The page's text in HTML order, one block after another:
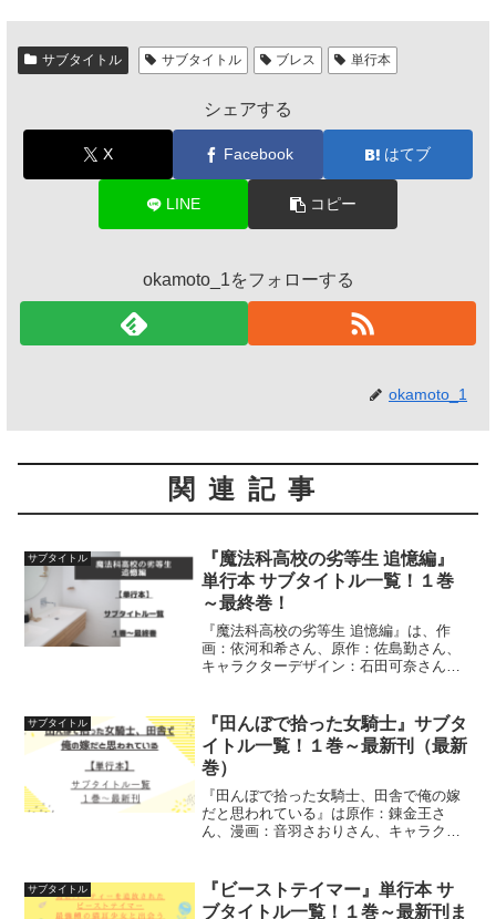
サブタイトル サブタイトル ブレス 単行本
シェアする
X Facebook はてブ
LINE コピー
okamoto_1をフォローする
okamoto_1
関連記事
サブタイトル
『魔法科高校の劣等生 追憶編』
単行本 サブタイトル一覧！１巻
～最終巻！
『魔法科高校の劣等生 追憶編』は、作
画：依河和希さん、原作：佐島勤さん、
キャラクターデザイン：石田可奈さんに
にして紹介しています
サブタイトル
『田んぼで拾った女騎士』サブタ
イトル一覧！１巻～最新刊（最新
巻）
『田んぼで拾った女騎士、田舎で俺の嫁
だと思われている』は原作：錬金王さ
ん、漫画：音羽さおりさん、キャラクタ
までを一覧にして紹介しています
サブタイトル
『ビーストテイマー』単行本 サ
ブタイトル一覧！１巻～最新刊ま